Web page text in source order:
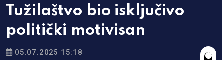
Tužilaštvo bio isključivo
politički motivisan
05.07.2025 15:18